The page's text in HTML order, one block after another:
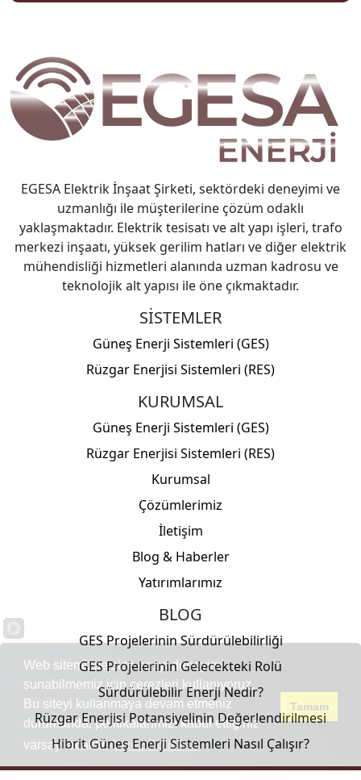
EGESA Elektrik İnşaat Şirketi, sektördeki deneyimi ve
uzmanlığı ile müşterilerine çözüm odaklı
yaklaşmaktadır. Elektrik tesisatı ve alt yapı işleri, trafo
merkezi inşaatı, yüksek gerilim hatları ve diğer elektrik
mühendisliği hizmetleri alanında uzman kadrosu ve
teknolojik alt yapısı ile öne çıkmaktadır.
SİSTEMLER
Güneş Enerji Sistemleri (GES)
Rüzgar Enerjisi Sistemleri (RES)
KURUMSAL
Güneş Enerji Sistemleri (GES)
Rüzgar Enerjisi Sistemleri (RES)
Kurumsal
Çözümlerimiz
İletişim
Blog & Haberler
Yatırımlarımız
BLOG
GES Projelerinin Sürdürülebilirliği
GES Projelerinin Gelecekteki Rolü
Sürdürülebilir Enerji Nedir?
Rüzgar Enerjisi Potansiyelinin Değerlendirilmesi
Hibrit Güneş Enerji Sistemleri Nasıl Çalışır?
Web sitemizde size en iyi deneyimi
sunabilmemiz için çerezleri kullanıyoruz.
Bu siteyi kullanmaya devam etmeniz
durumunda, politikalarımızı kabul ettiğiniz
varsayılacaktır. Çerez Politikası
Tamam